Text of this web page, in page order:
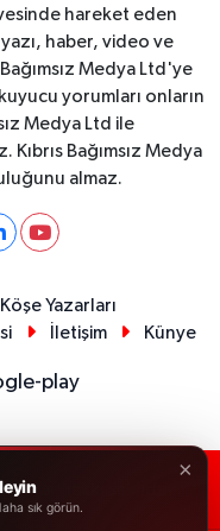
hareket eden
haber, video ve
Medya Ltd'ye
yorumları onların
Medya Ltd ile
Bağımsız Medya
almaz.
Köşe Yazarları
İletişim Künye
Her hakkı saklıdır.
×
sık görün.